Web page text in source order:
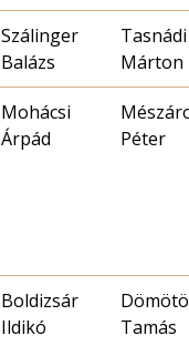
Szálinger
Balázs
Tasnádi
Márton
Mohácsi
Árpád
Péter
Boldizsár
Ildikó
Tamás